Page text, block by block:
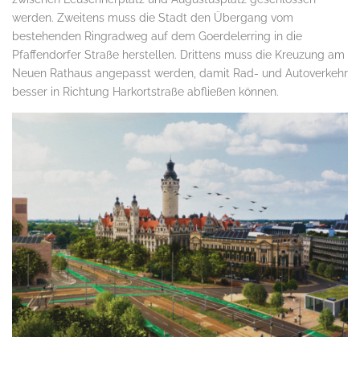
werden. Zweitens muss die Stadt den Übergang vom
bestehenden Ringradweg auf dem Goerdelerring in die
Pfaffendorfer Straße herstellen. Drittens muss die Kreuzung am
Neuen Rathaus angepasst werden, damit Rad- und Autoverkehr
besser in Richtung Harkortstraße abfließen können.